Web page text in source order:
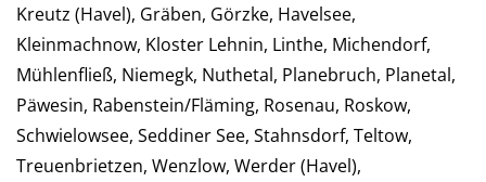
Kreutz (Havel), Gräben, Görzke, Havelsee,
Kleinmachnow, Kloster Lehnin, Linthe, Michendorf,
Mühlenfließ, Niemegk, Nuthetal, Planebruch, Planetal,
Päwesin, Rabenstein/Fläming, Rosenau, Roskow,
Schwielowsee, Seddiner See, Stahnsdorf, Teltow,
Treuenbrietzen, Wenzlow, Werder (Havel),